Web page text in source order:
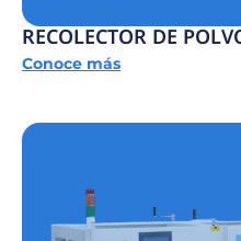
RECOLECTOR DE
Conoce más